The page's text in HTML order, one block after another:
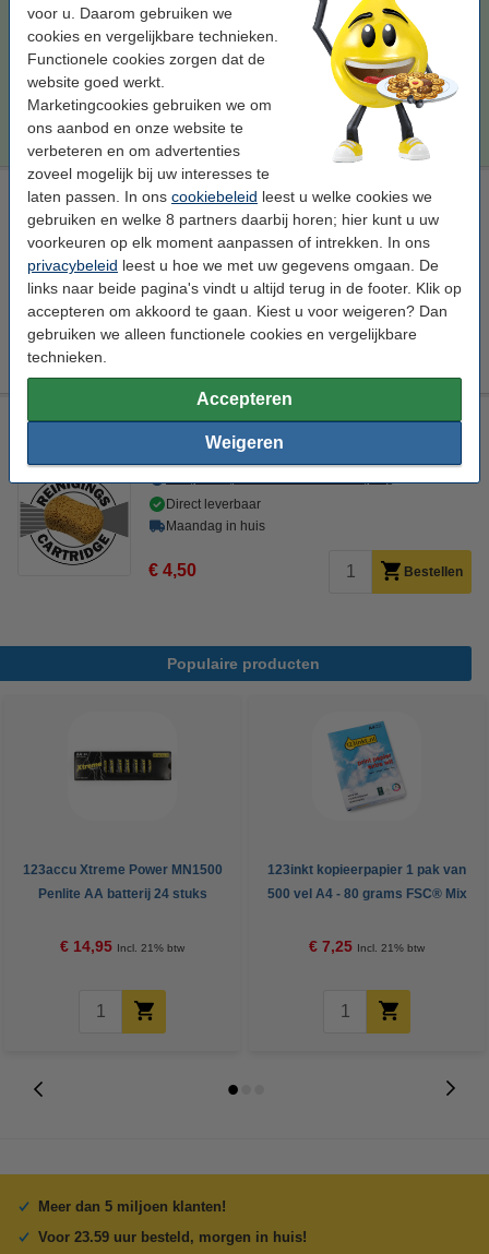
voor u. Daarom gebruiken we
cookies en vergelijkbare technieken.
Functionele cookies zorgen dat de
website goed werkt.
Marketingcookies gebruiken we om
ons aanbod en onze website te
verbeteren en om advertenties
zoveel mogelijk bij uw interesses te
laten passen. In ons cookiebeleid leest u welke cookies we
gebruiken en welke 8 partners daarbij horen; hier kunt u uw
voorkeuren op elk moment aanpassen of intrekken. In ons
privacybeleid leest u hoe we met uw gegevens omgaan. De
links naar beide pagina's vindt u altijd terug in de footer. Klik op
accepteren om akkoord te gaan. Kiest u voor weigeren? Dan
gebruiken we alleen functionele cookies en vergelijkbare
technieken.
Accepteren
Weigeren
€ 8,50 Bestellen
Tip
Wij adviseren u om deze cartridge i.p.v. de originele cartridge te
nemen.
Canon reinigingsset: PGI-550PGBK XL + CLI-551XL serie (2 x
zwart + 4 kleuren gy/c/m/y)
Bekijk de specificaties en omschrijving
€ 25,00
Canon CLI-551GY XL reinigingscartridge grijs hoge
Direct leverbaar
Maandag in huis
€ 4,50 Bestellen
Populaire producten
123accu Xtreme Power MN1500
Penlite AA batterij 24 stuks
€ 14,95 Incl. 21% btw
123inkt kopieerpapier 1 pak van
500 vel A4 - 80 grams FSC® Mix
€ 7,25 Incl. 21% btw
Meer dan 5 miljoen klanten!
Voor 23.59 uur besteld, morgen in huis!